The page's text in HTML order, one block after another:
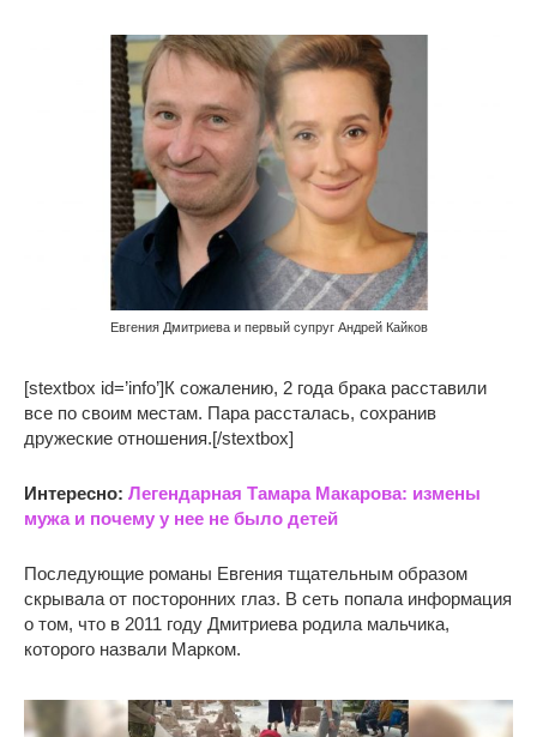
Евгения Дмитриева и первый супруг Андрей Кайков
[stextbox id=’info’]К сожалению, 2 года брака расставили
все по своим местам. Пара рассталась, сохранив
дружеские отношения.[/stextbox]
Интересно: Легендарная Тамара Макарова: измены
мужа и почему у нее не было детей
Последующие романы Евгения тщательным образом
скрывала от посторонних глаз. В сеть попала информация
о том, что в 2011 году Дмитриева родила мальчика,
которого назвали Марком.